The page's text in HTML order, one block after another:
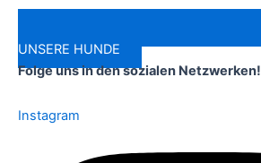
UNSERE HUNDE
Folge uns in den sozialen Netzwerken!
Instagram